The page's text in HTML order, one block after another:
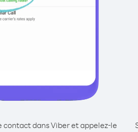
contact dans Viber et appelez-le